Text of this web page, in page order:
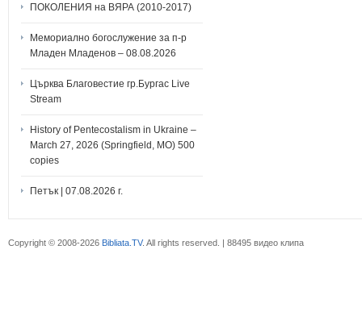
ПОКОЛЕНИЯ на ВЯРА (2010-2017)
Мемориално богослужение за п-р
Младен Младенов – 08.08.2026
Църква Благовестие гр.Бургас Live
Stream
History of Pentecostalism in Ukraine –
March 27, 2026 (Springfield, MO) 500
copies
Петък | 07.08.2026 г.
Copyright © 2008-2026 Bibliata.TV. All rights reserved. | 88495 видео клипа